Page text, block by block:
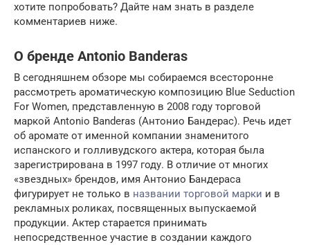
хотите попробовать? Дайте нам знать в разделе
комментариев ниже.
О бренде Antonio Banderas
В сегодняшнем обзоре мы собираемся всесторонне
рассмотреть ароматическую композицию Blue Seduction
For Women, представленную в 2008 году торговой
маркой Antonio Banderas (Антонио Бандерас). Речь идет
об аромате от именной компании знаменитого
испанского и голливудского актера, которая была
зарегистрирована в 1997 году. В отличие от многих
«звездных» брендов, имя Антонио Бандераса
фигурирует не только в названии торговой марки и в
рекламных роликах, посвященных выпускаемой
продукции. Актер старается принимать
непосредственное участие в создании каждого